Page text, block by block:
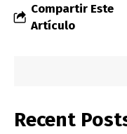
Compartir Este
Artículo
Recent